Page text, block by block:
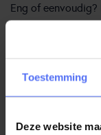
Toestemming
Deze website
Eng of
Sluit je liever
Webinar